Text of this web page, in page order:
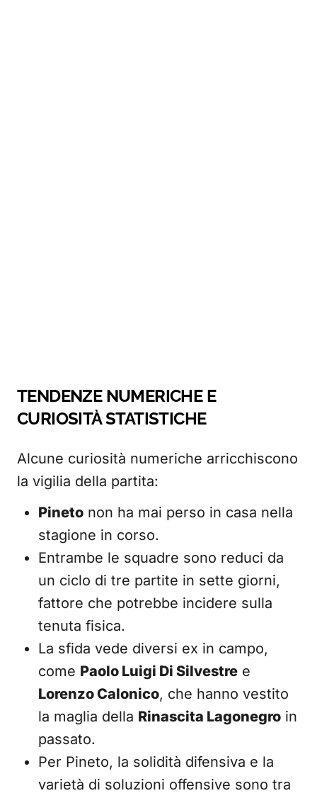
TENDENZE NUMERICHE E
CURIOSITÀ STATISTICHE
Alcune curiosità numeriche arricchiscono
la vigilia della partita:
Pineto non ha mai perso in casa nella
stagione in corso.
Entrambe le squadre sono reduci da
un ciclo di tre partite in sette giorni,
fattore che potrebbe incidere sulla
tenuta fisica.
La sfida vede diversi ex in campo,
come Paolo Luigi Di Silvestre e
Lorenzo Calonico, che hanno vestito
la maglia della Rinascita Lagonegro in
passato.
Per Pineto, la solidità difensiva e la
varietà di soluzioni offensive sono tra